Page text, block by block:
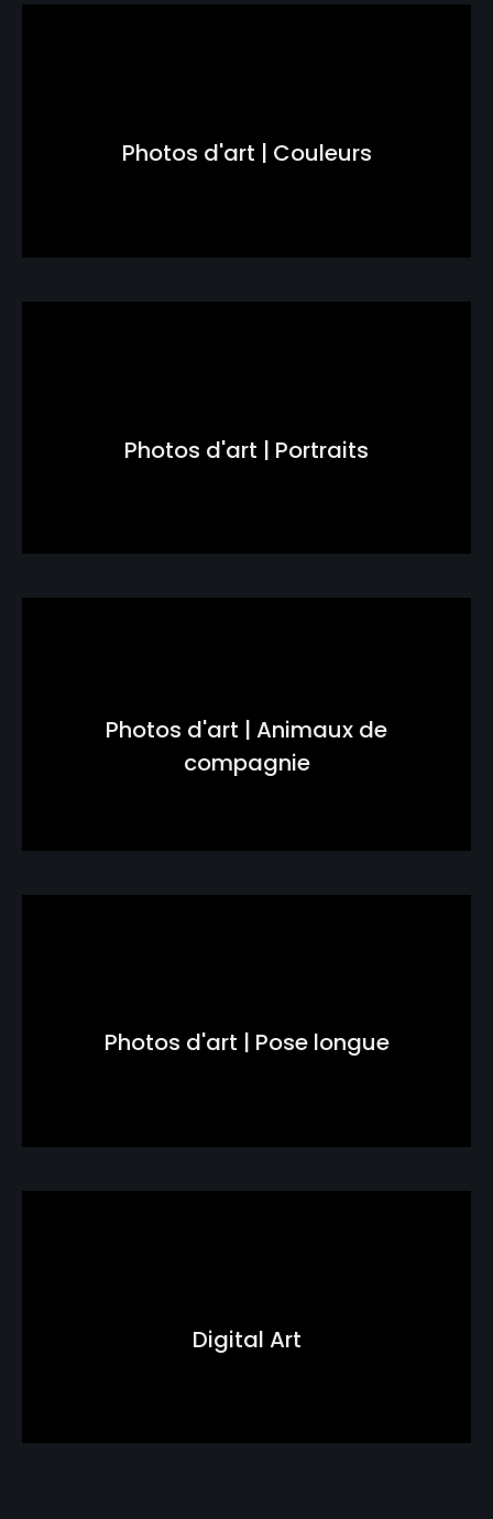
Photos d'art | Couleurs
Photos d'art | Portraits
Photos d'art | Animaux de
compagnie
Photos d'art | Pose longue
Digital Art